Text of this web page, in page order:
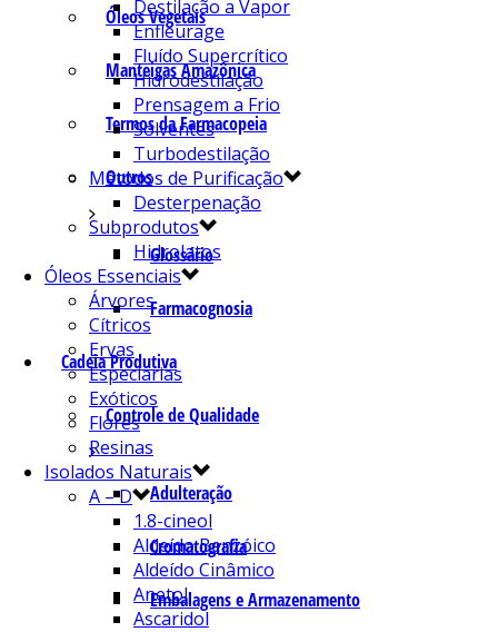
Óleos Vegetais
Manteigas Amazônica
Termos da Farmacopeia
Outros
Glossário
Farmacognosia
Cadeia Produtiva
Controle de Qualidade
Adulteração
Cromatografia
Embalagens e Armazenamento
Destilação a Vapor
Enfleurage
Fluído Supercrítico
Hidrodestilação
Prensagem a Frio
Solventes
Turbodestilação
Métodos de Purificação
Desterpenação
Subprodutos
Hidrolatos
Óleos Essenciais
Árvores
Cítricos
Ervas
Especiarias
Exóticos
Flores
Resinas
Isolados Naturais
A – D
1.8-cineol
Aldeído Benzóico
Aldeído Cinâmico
Anetol
Ascaridol